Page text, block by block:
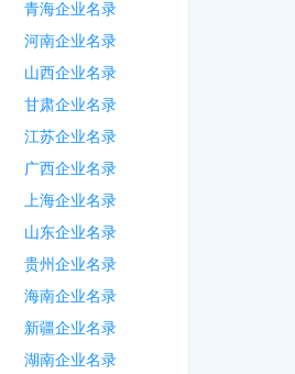
青海企业名录
河南企业名录
山西企业名录
甘肃企业名录
江苏企业名录
广西企业名录
上海企业名录
山东企业名录
贵州企业名录
海南企业名录
新疆企业名录
湖南企业名录